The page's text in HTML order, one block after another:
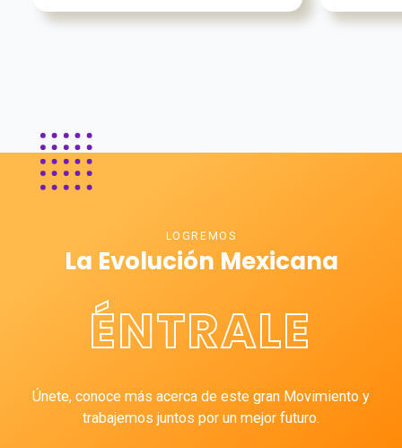
LOGREMOS
La Evolución Mexicana
ÉNTRALE
Únete, conoce más acerca de este gran Movimiento y
trabajemos juntos por un mejor futuro.